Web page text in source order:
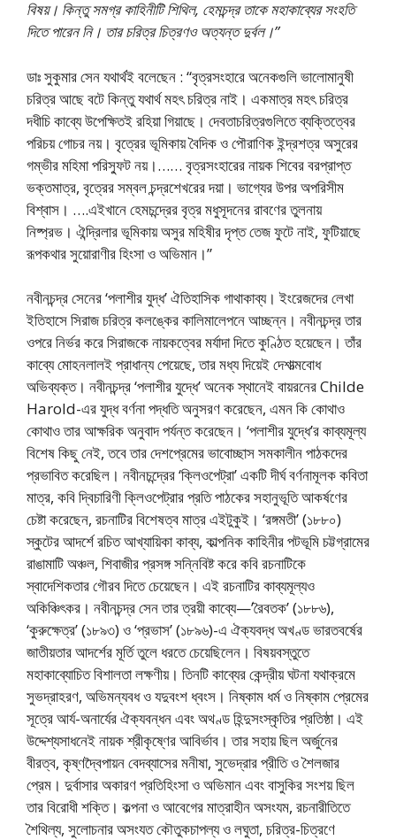
বিষয়। কিন্তু সমগ্র কাহিনীটি শিথিল, হেমচন্দ্র তাকে মহাকাব্যের সংহতি
দিতে পারেন নি। তার চরিত্র চিত্রণও অত্যন্ত দুর্বল।”
ডাঃ সুকুমার সেন যথার্থই বলেছেন : “বৃত্রসংহারে অনেকগুলি ভালােমানুষী
চরিত্র আছে বটে কিন্তু যথার্থ মহৎ চরিত্র নাই। একমাত্র মহৎ চরিত্র
দধীচি কাব্যে উপেক্ষিতই রহিয়া গিয়াছে। দেবতাচরিত্রগুলিতে ব্যক্তিত্বের
পরিচয় গােচর নয়। বৃত্রের ভূমিকায় বৈদিক ও পৌরাণিক ইন্দ্রশত্র অসুরের
গম্ভীর মহিমা পরিস্ফুট নয়।…… বৃত্রসংহারের নায়ক শিবের বরপ্রাপ্ত
ভক্তমাত্র, বৃত্রের সম্বল চন্দ্রশেখরের দয়া। ভাগ্যের উপর অপরিসীম
বিশ্বাস। ….এইখানে হেমচন্দ্রের বৃত্র মধুসূদনের রাবণের তুলনায়
নিষ্প্রভ। ঐন্দ্রিলার ভূমিকায় অসুর মহিষীর দৃপ্ত তেজ ফুটে নাই, ফুটিয়াছে
রূপকথার সুয়ােরাণীর হিংসা ও অভিমান।”
নবীনচন্দ্র সেনের ‘পলাশীর যুদ্ধ’ ঐতিহাসিক গাথাকাব্য। ইংরেজদের লেখা
ইতিহাসে সিরাজ চরিত্র কলঙ্কের কালিমালেপনে আচ্ছন্ন। নবীনচন্দ্র তার
ওপরে নির্ভর করে সিরাজকে নায়কত্বের মর্যাদা দিতে কুণ্ঠিত হয়েছেন। তাঁর
কাব্যে মােহনলালই প্রাধান্য পেয়েছে, তার মধ্য দিয়েই দেশাত্মবােধ
অভিব্যক্ত। নবীনচন্দ্র ‘পলাশীর যুদ্ধে’ অনেক স্থানেই বায়রনের Childe
Harold-এর যুদ্ধ বর্ণনা পদ্ধতি অনুসরণ করেছেন, এমন কি কোথাও
কোথাও তার আক্ষরিক অনুবাদ পর্যন্ত করেছেন। ‘পলাশীর যুদ্ধে’র কাব্যমূল্য
বিশেষ কিছু নেই, তবে তার দেশপ্রেমের ভাবােচ্ছাস সমকালীন পাঠকদের
প্রভাবিত করেছিল। নবীনচন্দ্রের ‘ক্লিওপেট্রা’ একটি দীর্ঘ বর্ণনামূলক কবিতা
মাত্র, কবি দ্বিচারিণী ক্লিওপেট্রার প্রতি পাঠকের সহানুভূতি আকর্ষণের
চেষ্টা করেছেন, রচনাটির বিশেষত্ব মাত্র এইটুকুই। ‘রঙ্গমতী’ (১৮৮০)
স্কুটের আদর্শে রচিত আখ্যায়িকা কাব্য, কাল্পনিক কাহিনীর পটভূমি চট্টগ্রামের
রাঙামাটি অঞ্চল, শিবাজীর প্রসঙ্গ সন্নিবিষ্ট করে কবি রচনাটিকে
স্বাদেশিকতার গৌরব দিতে চেয়েছেন। এই রচনাটির কাব্যমূল্যও
অকিঞ্চিৎকর। নবীনচন্দ্র সেন তার ত্রয়ী কাব্যে—’রৈবতক’ (১৮৮৬),
‘কুরুক্ষেত্র’ (১৮৯৩) ও ‘প্রভাস’ (১৮৯৬)-এ ঐক্যবদ্ধ অখণ্ড ভারতবর্ষের
জাতীয়তার আদর্শের মূর্তি তুলে ধরতে চেয়েছিলেন। বিষয়বস্তুতে
মহাকাব্যোচিত বিশালতা লক্ষণীয়। তিনটি কাব্যের কেন্দ্রীয় ঘটনা যথাক্রমে
সুভদ্রাহরণ, অভিমন্যবধ ও যদুবংশ ধ্বংস। নিষ্কাম ধর্ম ও নিষ্কাম প্রেমের
সূত্রে আর্য-অনার্যের ঐক্যবন্ধন এবং অথণ্ড হিন্দুসংস্কৃতির প্রতিষ্ঠা। এই
উদ্দেশ্যসাধনেই নায়ক শ্রীকৃষ্ণের আবির্ভাব। তার সহায় ছিল অর্জুনের
বীরত্ব, কৃষ্ণদ্বৈপায়ন বেদব্যাসের মনীষা, সুভেদ্রার প্রীতি ও শৈলজার
প্রেম। দুর্বাসার অকারণ প্রতিহিংসা ও অভিমান এবং বাসুকির সংশয় ছিল
তার বিরােধী শক্তি। কল্পনা ও আবেগের মাত্রাহীন অসংযম, রচনারীতিতে
শৈথিল্য, সুলােচনার অসংযত কৌতুকচাপল্য ও লঘুতা, চরিত্র-চিত্রণে